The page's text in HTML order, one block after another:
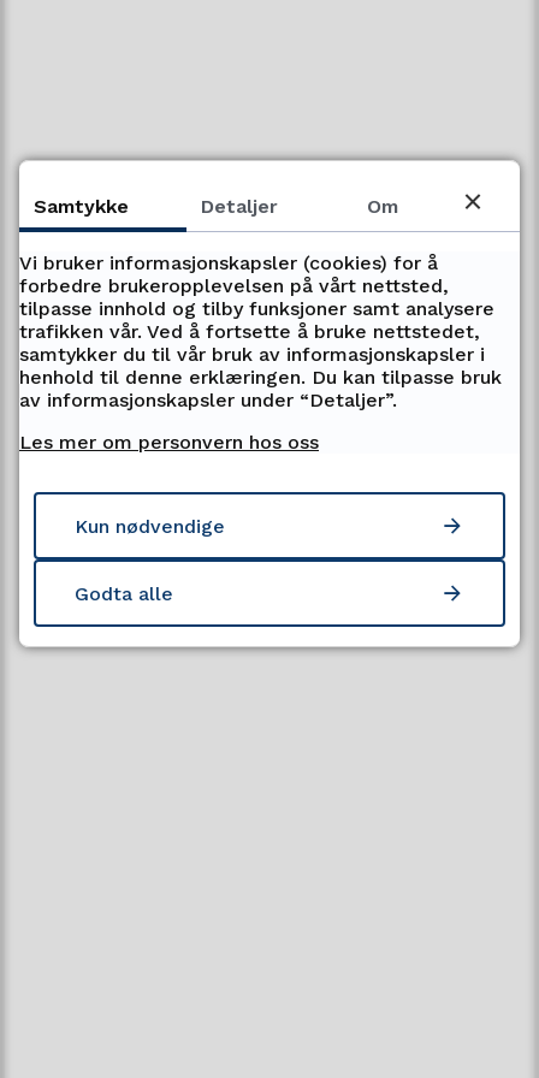
Troms fylkeskommune
Postboks 6600
9296 Tromsø
E-post: postmottak@tromsfylke.no
Gå til eDialog
Fylkeshuset i Tromsø
Strandvegen 13
9007 Tromsø
Åpningstid
Samtykke Detaljer Om
Vi bruker informasjonskapsler (cookies) for å
forbedre brukeropplevelsen på vårt nettsted,
tilpasse innhold og tilby funksjoner samt analysere
trafikken vår. Ved å fortsette å bruke nettstedet,
samtykker du til vår bruk av informasjonskapsler i
henhold til denne erklæringen. Du kan tilpasse bruk
av informasjonskapsler under “Detaljer”.
Les mer om personvern hos oss
Kun nødvendige
Godta alle